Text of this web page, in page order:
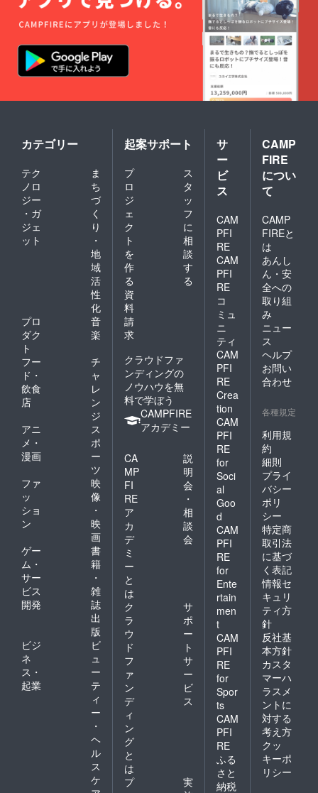
カテゴリー
テク
ノロ
ジー
・ガ
ジェ
ット
ま
ち
づ
く
り
・
地
域
活
性
化
プロ
ダク
ト
音
楽
フー
ド・
飲食
店
チ
ャ
レ
ン
ジ
アニ
メ・
漫画
ス
ポ
ー
ツ
ファ
ッ
ショ
ン
映
像
・
映
画
ゲー
ム・
サー
ビス
開発
書
籍
・
雑
誌
出
版
ビジ
ネ
ス・
起業
ビ
ュ
ー
テ
ィ
ー
・
ヘ
ル
ス
ケ
起案サポート
プ
ロ
ジ
ェ
ク
ト
を
作
る
ス
タ
ッ
フ
に
相
談
す
る
資
料
請
求
クラウドファ
ンディングの
ノウハウを無
料で学ぼう
CAMPFIRE
アカデミー
CA
MP
FI
RE
ア
カ
デ
ミ
ー
と
は
説
明
会
・
相
談
会
ク
ラ
ウ
ド
フ
ァ
ン
デ
ィ
ン
グ
と
は
サ
ポ
ー
ト
サ
ー
ビ
ス
プ
実
サ
ー
ビ
ス
CAM
PFI
RE
CAM
PFI
RE
コ
ミュ
ニ
ティ
CAM
PFI
RE
Crea
tion
CAM
PFI
RE
for
Soci
al
Goo
d
CAM
PFI
RE
for
Ente
rtain
men
t
CAM
PFI
RE
for
Spor
ts
CAM
PFI
RE
ふる
さと
納税
CAMP
FIRE
につい
て
CAMP
FIREと
は
あんし
ん・安
全への
取り組
み
ニュー
ス
ヘルプ
お問い
合わせ
各種規定
利用規
約
細則
プライ
バシー
ポリ
シー
特定商
取引法
に基づ
く表記
情報セ
キュリ
ティ方
針
反社基
本方針
カスタ
マーハ
ラスメ
ントに
対する
考え方
クッ
キーポ
リシー